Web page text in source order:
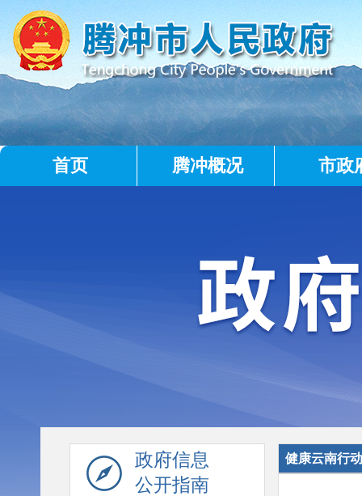
首页 腾冲概况 市政
政府信息
公开指南
健康云南行动